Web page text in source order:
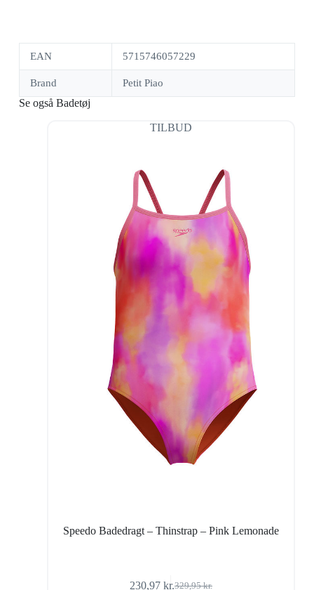
EAN 5715746057229
Brand Petit Piao
Se også Badetøj
TILBUD
Speedo Badedragt – Thinstrap – Pink Lemonade
329,95kr.
230,97 kr.